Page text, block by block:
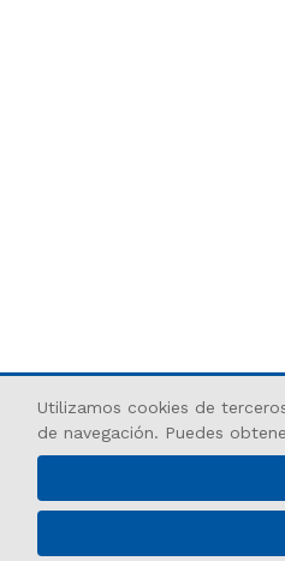
Utilizamos cookies de
de navegación. Puedes